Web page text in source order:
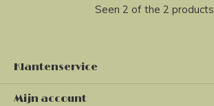
Seen 2 of the 2 products
Klantenservice
Mijn account